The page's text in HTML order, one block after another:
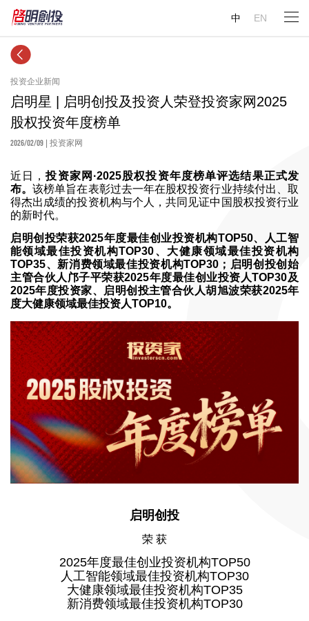
中 EN
投资企业新闻
启明星 | 启明创投及投资人荣登投资家网2025
股权投资年度榜单
2026/02/09 | 投资家网
近日，投资家网·2025股权投资年度榜单评选结果正式发
布。该榜单旨在表彰过去一年在股权投资行业持续付出、取
得杰出成绩的投资机构与个人，共同见证中国股权投资行业
的新时代。
启明创投荣获2025年度最佳创业投资机构TOP50、人工智
能领域最佳投资机构TOP30、大健康领域最佳投资机构
TOP35、新消费领域最佳投资机构TOP30；启明创投创始
主管合伙人邝子平荣获2025年度最佳创业投资人TOP30及
2025年度投资家、启明创投主管合伙人胡旭波荣获2025年
度大健康领域最佳投资人TOP10。
启明创投
荣 获
2025年度最佳创业投资机构TOP50
人工智能领域最佳投资机构TOP30
大健康领域最佳投资机构TOP35
新消费领域最佳投资机构TOP30